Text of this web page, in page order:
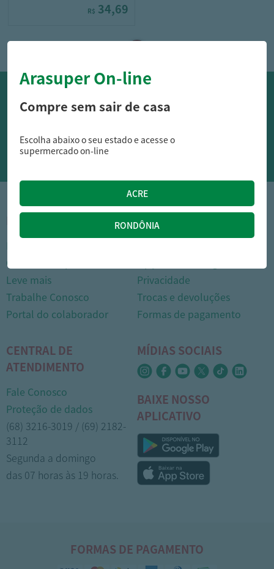
R$ 34,69
OFERTAS NO WHATSAPP:
Siga nossos canais oficiais de ofertas no Whasapp!
RECEBER OFERTAS
INSTITUCIONAL
Cartão Arasuper
Leve mais
Trabalhe Conosco
Portal do colaborador
DÚVIDAS FREQUENTES
Privacidade
Trocas e devoluções
Formas de pagamento
CENTRAL DE
ATENDIMENTO
Fale Conosco
Proteção de dados
(68) 3216-3019 / (69) 2182-
3112
Segunda a domingo
das 07 horas às 19 horas.
MÍDIAS SOCIAIS
BAIXE NOSSO
APLICATIVO
FORMAS DE PAGAMENTO
Arasuper On-line
Compre sem sair de casa
Escolha abaixo o seu estado e acesse o
supermercado on-line